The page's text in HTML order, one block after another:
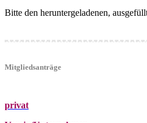
Bitte den heruntergeladenen,
Mitgliedsanträge
privat